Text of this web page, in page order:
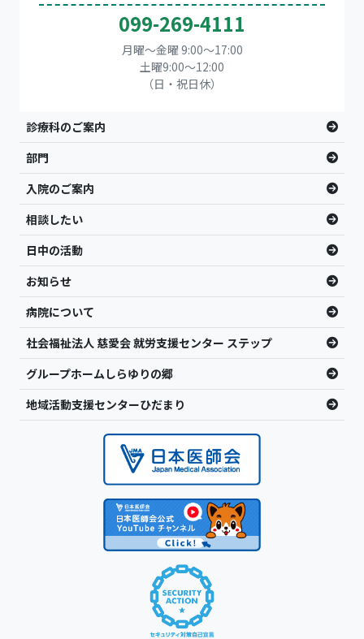
099-269-4111
月曜～金曜 9:00～17:00
土曜9:00〜12:00
（日・祝日休）
診療科のご案内
部門
入院のご案内
相談したい
日中の活動
お知らせ
病院について
社会福祉法人 慈愛会 就労支援センター ステップ
グループホームしらゆりの郷
地域活動支援センターひだまり